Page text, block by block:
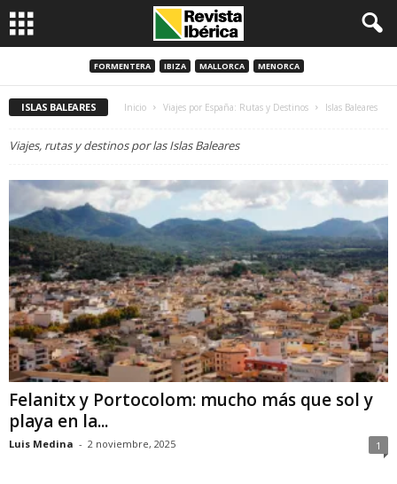
FORMENTERA IBIZA MALLORCA MENORCA
ISLAS BALEARES Inicio Viajes por España: Rutas y Destinos Islas Baleares
Viajes, rutas y destinos por las Islas Baleares
Felanitx y Portocolom: mucho más que sol y
playa en la...
Luis Medina - 2 noviembre, 2025 1